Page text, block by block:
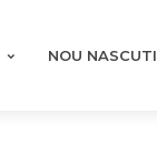
NOU NASCUTI